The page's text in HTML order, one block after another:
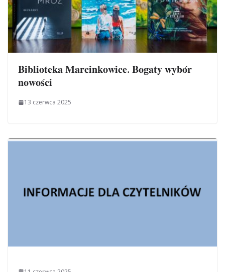
𝐁𝐢𝐛𝐥𝐢𝐨𝐭𝐞𝐤𝐚 𝐌𝐚𝐫𝐜𝐢𝐧𝐤𝐨𝐰𝐢𝐜𝐞. 𝐁𝐨𝐠𝐚𝐭𝐲 𝐰𝐲𝐛𝐨́𝐫
𝐧𝐨𝐰𝐨𝐬́𝐜𝐢
13 czerwca 2025